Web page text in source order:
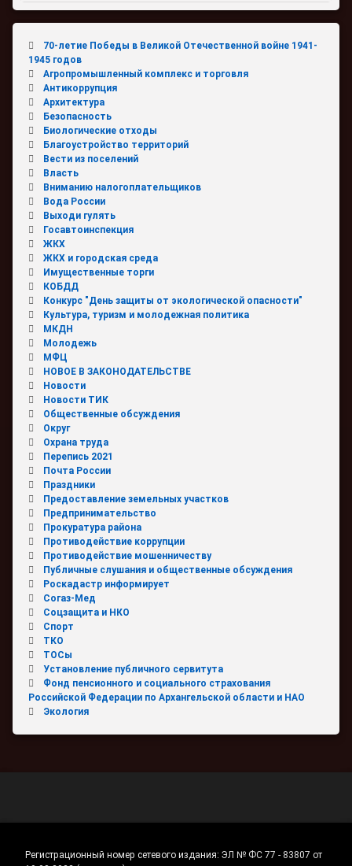
70-летие Победы в Великой Отечественной войне 1941-
1945 годов
Агропромышленный комплекс и торговля
Антикоррупция
Архитектура
Безопасность
Биологические отходы
Благоустройство территорий
Вести из поселений
Власть
Вниманию налогоплательщиков
Вода России
Выходи гулять
Госавтоинспекция
ЖКХ
ЖКХ и городская среда
Имущественные торги
КОБДД
Конкурс "День защиты от экологической опасности"
Культура, туризм и молодежная политика
МКДН
Молодежь
МФЦ
НОВОЕ В ЗАКОНОДАТЕЛЬСТВЕ
Новости
Новости ТИК
Общественные обсуждения
Округ
Охрана труда
Перепись 2021
Почта России
Праздники
Предоставление земельных участков
Предпринимательство
Прокуратура района
Противодействие коррупции
Противодействие мошенничеству
Публичные слушания и общественные обсуждения
Роскадастр информирует
Согаз-Мед
Соцзащита и НКО
Спорт
ТКО
ТОСы
Установление публичного сервитута
Фонд пенсионного и социального страхования
Российской Федерации по Архангельской области и НАО
Экология
Регистрационный номер сетевого издания: ЭЛ № ФС 77 - 83807 от